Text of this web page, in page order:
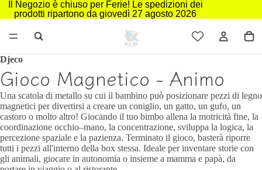
Il Negozio è chiuso per Ferie! Le spedizioni dei
prodotti ripartono da giovedì 27 agosto 2026
Djeco
Gioco Magnetico - Animo
Una scatola di metallo su cui il bambino può posizionare pezzi di legno
magnetici per divertirsi a creare un coniglio, un gatto, un gufo, un
castoro o molto altro! Giocando il tuo bimbo allena la motricità fine, la
coordinazione occhio–mano, la concentrazione, sviluppa la logica, la
percezione spaziale e la pazienza. Terminato il gioco, basterà riporre
tutti i pezzi all'interno della box stessa. Ideale per inventare storie con
gli animali, giocare in autonomia o insieme a mamma e papà, da